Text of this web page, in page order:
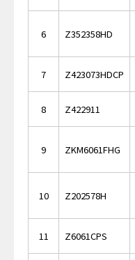
6 Z352358HD
7 Z423073HDCP
8 Z422911
9 ZKM6061FHG
10 Z202578H
11 Z6061CPS